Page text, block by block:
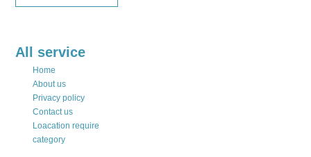
All service
Home
About us
Privacy policy
Contact us
Loacation require
category